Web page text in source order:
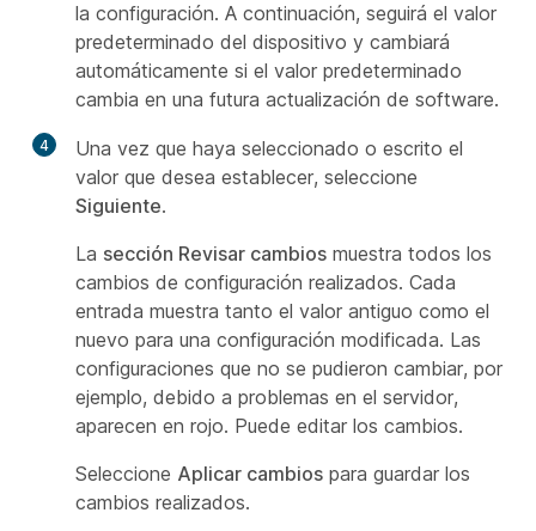
la configuración. A continuación, seguirá el valor
predeterminado del dispositivo y cambiará
automáticamente si el valor predeterminado
cambia en una futura actualización de software.
4
Una vez que haya seleccionado o escrito el
valor que desea establecer, seleccione
Siguiente.
La sección Revisar cambios muestra todos los
cambios de configuración realizados. Cada
entrada muestra tanto el valor antiguo como el
nuevo para una configuración modificada. Las
configuraciones que no se pudieron cambiar, por
ejemplo, debido a problemas en el servidor,
aparecen en rojo. Puede editar los cambios.
Seleccione Aplicar cambios para guardar los
cambios realizados.